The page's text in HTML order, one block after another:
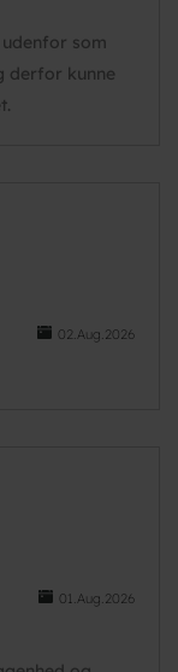
udenfor som
derfor kunne
02.Aug.2026
01.Aug.2026